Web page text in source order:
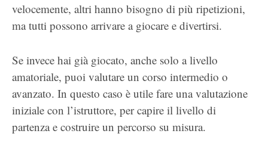
velocemente, altri hanno bisogno di più ripetizioni,
ma tutti possono arrivare a giocare e divertirsi.
Se invece hai già giocato, anche solo a livello
amatoriale, puoi valutare un corso intermedio o
avanzato. In questo caso è utile fare una valutazione
iniziale con l’istruttore, per capire il livello di
partenza e costruire un percorso su misura.